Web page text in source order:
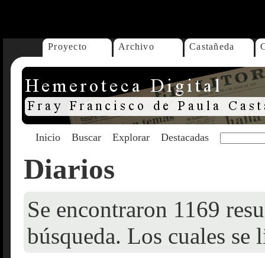
Proyecto Archivo Castañeda
Inicio Buscar Explorar Destacadas
Diarios
Se encontraron 1169
búsqueda. Los cuales se